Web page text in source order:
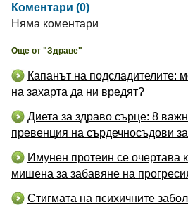
Коментари (0)
Няма коментари
Още от "Здраве"
Капанът на подсладителите:
на захарта да ни вредят?
Диета за здраво сърце: 8
превенция на сърдечносъдови
Имунен протеин се очертава
мишена за забавяне на
Стигмата на психичните